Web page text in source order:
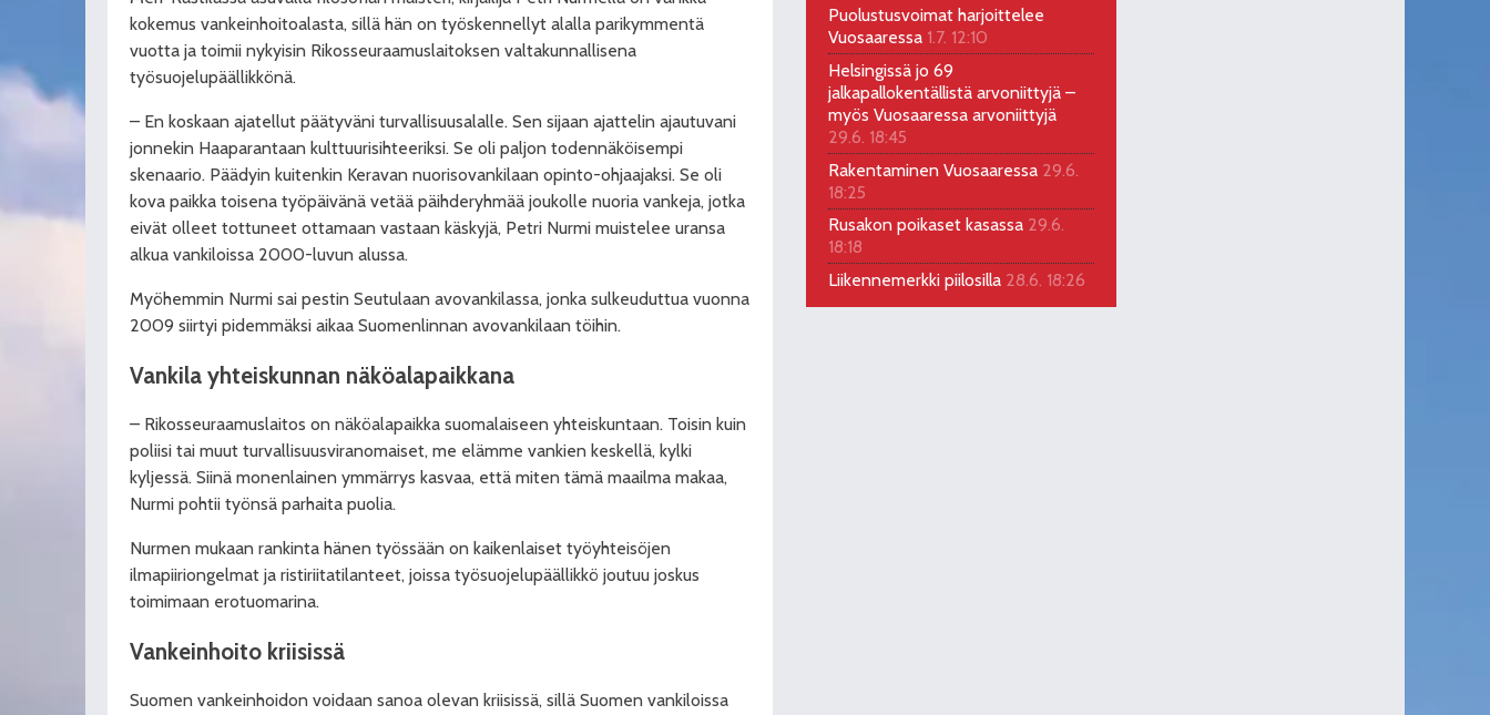
kokemus vankeinhoitoalasta, sillä hän on työskennellyt alalla parikymmentä
vuotta ja toimii nykyisin Rikosseuraamuslaitoksen valtakunnallisena
työsuojelupäällikkönä.
– En koskaan ajatellut päätyväni turvallisuusalalle. Sen sijaan ajattelin ajautuvani
jonnekin Haaparantaan kulttuurisihteeriksi. Se oli paljon todennäköisempi
skenaario. Päädyin kuitenkin Keravan nuorisovankilaan opinto-ohjaajaksi. Se oli
kova paikka toisena työpäivänä vetää päihderyhmää joukolle nuoria vankeja, jotka
eivät olleet tottuneet ottamaan vastaan käskyjä, Petri Nurmi muistelee uransa
alkua vankiloissa 2000-luvun alussa.
Myöhemmin Nurmi sai pestin Seutulaan avovankilassa, jonka sulkeuduttua vuonna
2009 siirtyi pidemmäksi aikaa Suomenlinnan avovankilaan töihin.
Vankila yhteiskunnan näköalapaikkana
– Rikosseuraamuslaitos on näköalapaikka suomalaiseen yhteiskuntaan. Toisin kuin
poliisi tai muut turvallisuusviranomaiset, me elämme vankien keskellä, kylki
kyljessä. Siinä monenlainen ymmärrys kasvaa, että miten tämä maailma makaa,
Nurmi pohtii työnsä parhaita puolia.
Nurmen mukaan rankinta hänen työssään on kaikenlaiset työyhteisöjen
ilmapiiriongelmat ja ristiriitatilanteet, joissa työsuojelupäällikkö joutuu joskus
toimimaan erotuomarina.
Vankeinhoito kriisissä
Suomen vankeinhoidon voidaan sanoa olevan kriisissä, sillä Suomen vankiloissa
Puolustusvoimat harjoittelee
Vuosaaressa 1.7. 12:10
Helsingissä jo 69
jalkapallokentällistä arvoniittyjä –
myös Vuosaaressa arvoniittyjä
29.6. 18:45
Rakentaminen Vuosaaressa 29.6.
18:25
Rusakon poikaset kasassa 29.6.
18:18
Liikennemerkki piilosilla 28.6. 18:26